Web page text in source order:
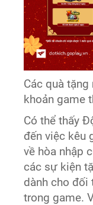
Các quà
khoản game
Có thể thấy
đến việc kêu
về hòa nhập
các sự kiện
dành cho đối
trong game.